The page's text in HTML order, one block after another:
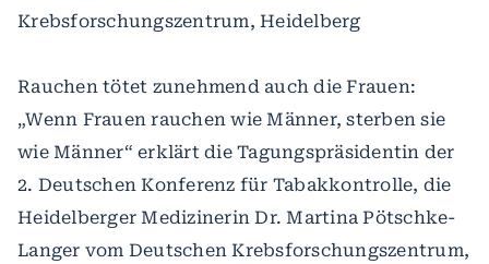
Krebsforschungszentrum, Heidelberg
Rauchen tötet zunehmend auch die Frauen:
„Wenn Frauen rauchen wie Männer, sterben sie
wie Männer“ erklärt die Tagungspräsidentin der
2. Deutschen Konferenz für Tabakkontrolle, die
Heidelberger Medizinerin Dr. Martina Pötschke-
Langer vom Deutschen Krebsforschungszentrum,